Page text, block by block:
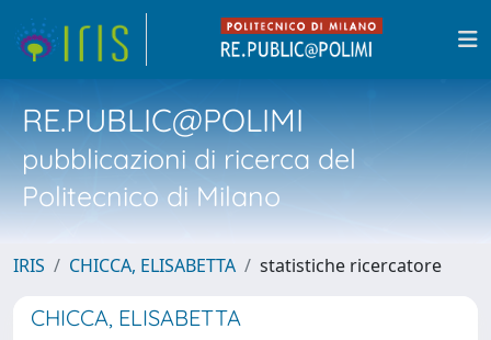
RE.PUBLIC@POLIMI
pubblicazioni di ricerca del
Politecnico di Milano
IRIS CHICCA, ELISABETTA statistiche ricercatore
CHICCA, ELISABETTA